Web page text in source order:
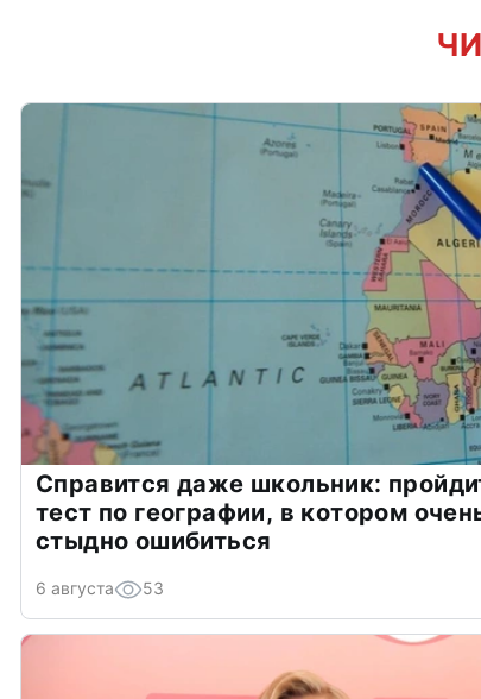
Справится даже школьник:
тест по географии, в котором
стыдно ошибиться
6 августа 53